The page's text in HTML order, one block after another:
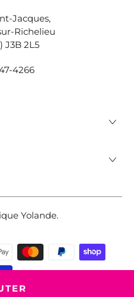
Jacques,
Richelieu
J3B 2L5
4266
Yolande.